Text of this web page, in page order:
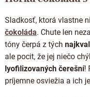
Sladkosť, ktorá vlastne
čokoláda. Chute len
tóny čerpá z tých
ale pocit, že jej niečo
lyofilizovaných čerešní!
príjemne osviežia a ich